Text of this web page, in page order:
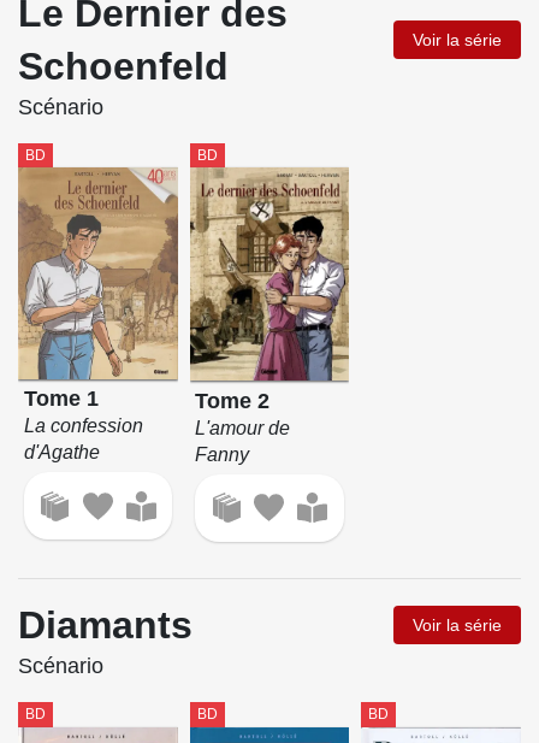
Le Dernier des
Schoenfeld
Voir la série
Scénario
BD
Tome 1
La confession
d'Agathe
BD
Tome 2
L'amour de
Fanny
Diamants Voir la série
Scénario
BD BD BD